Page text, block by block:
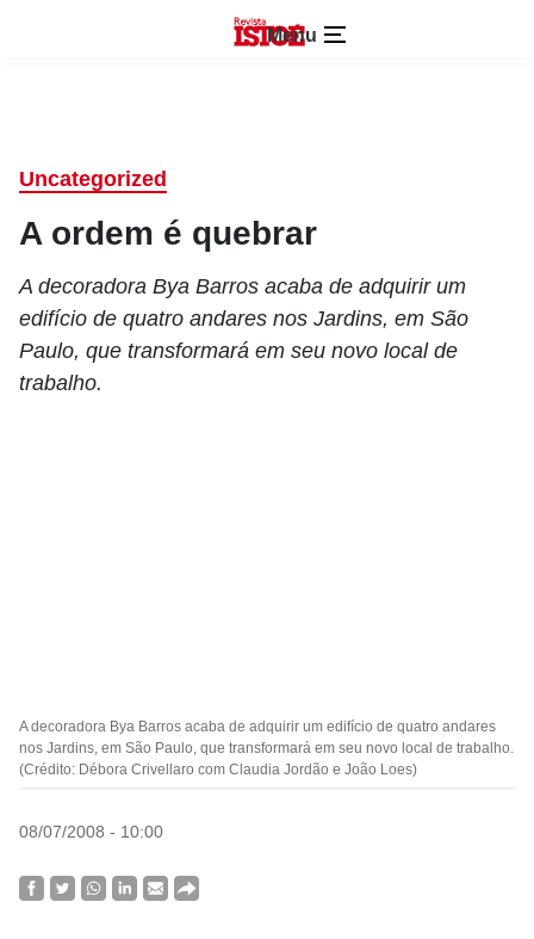
Menu
Uncategorized
A ordem é quebrar
A decoradora Bya Barros acaba de adquirir um
edifício de quatro andares nos Jardins, em São
Paulo, que transformará em seu novo local de
trabalho.
A decoradora Bya Barros acaba de adquirir um edifício de quatro andares
nos Jardins, em São Paulo, que transformará em seu novo local de trabalho.
(Crédito: Débora Crivellaro com Claudia Jordão e João Loes)
08/07/2008 - 10:00